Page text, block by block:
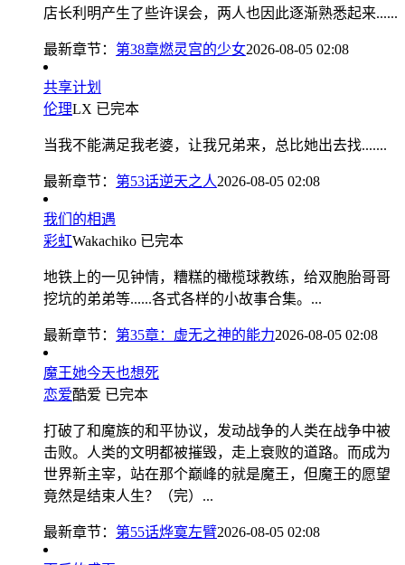
店长利明产生了些许误会，两人也因此逐渐熟悉起来......
最新章节： 第38章燃灵宫的少女2026-08-05 02:08
共享计划
伦理LX 已完本
当我不能满足我老婆，让我兄弟来，总比她出去找.......
最新章节： 第53话逆天之人2026-08-05 02:08
我们的相遇
彩虹Wakachiko 已完本
地铁上的一见钟情，糟糕的橄榄球教练，给双胞胎哥哥
挖坑的弟弟等......各式各样的小故事合集。...
最新章节： 第35章：虚无之神的能力2026-08-05 02:08
魔王她今天也想死
恋爱酷爱 已完本
打破了和魔族的和平协议，发动战争的人类在战争中被
击败。人类的文明都被摧毁，走上衰败的道路。而成为
世界新主宰，站在那个巅峰的就是魔王，但魔王的愿望
竟然是结束人生？（完）...
最新章节： 第55话烨寞左臂2026-08-05 02:08